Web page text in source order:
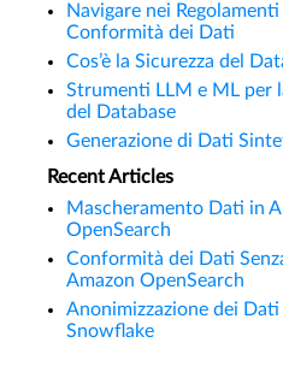
Navigare nei Regolamenti
Conformità dei Dati
Cos’è la Sicurezza del
Strumenti LLM e ML per
del Database
Generazione di Dati
Recent Articles
Mascheramento Dati in
OpenSearch
Conformità dei Dati
Amazon OpenSearch
Anonimizzazione dei Dati
Snowflake